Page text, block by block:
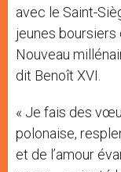
avec le Saint-
jeunes
Nouveau
dit Benoît XVI.
« Je fais des
polonaise,
et de l’amour